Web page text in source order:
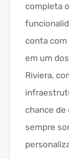
completa
conta com
em um
Riviera,
chance
sempre